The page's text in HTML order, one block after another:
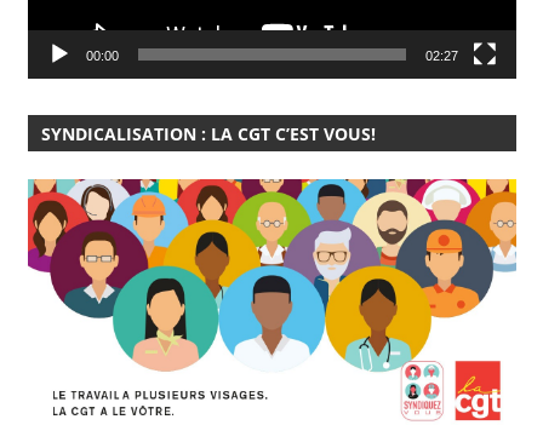
00:00 02:27
SYNDICALISATION : LA CGT C’EST VOUS!